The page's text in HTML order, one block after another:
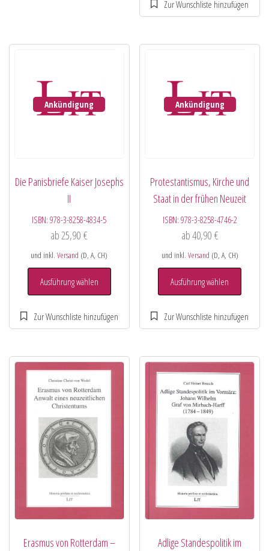
Ankündigung
Die Panisbriefe Kaiser Josephs
II
ISBN:978-3-8258-4834-5
ab25,90€
und inkl.Versand (D, A, CH)
Ausführung wählen
Ankündigung
Protestantismus, Kirche und
Staat in der frühen Neuzeit
ISBN: 978-3-8258-4746-2
ab40,90 €
und inkl. Versand (D, A, CH)
Ausführung wählen
Erasmus von Rotterdam –
Adlige Standespolitik im